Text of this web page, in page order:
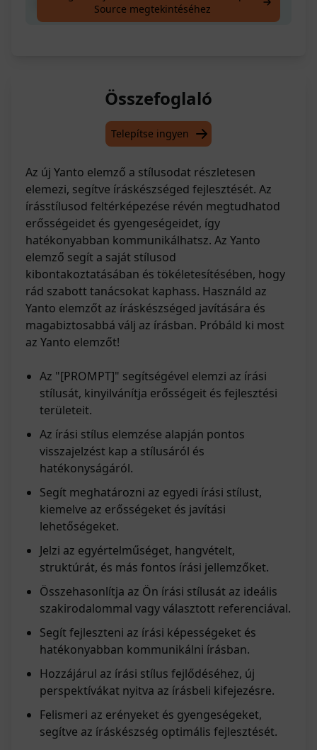
Source megtekintéséhez
Összefoglaló
Telepítse ingyen
Az új Yanto elemző a stílusodat részletesen
elemezi, segítve íráskészséged fejlesztését. Az
írásstílusod feltérképezése révén megtudhatod
erősségeidet és gyengeségeidet, így
hatékonyabban kommunikálhatsz. Az Yanto
elemző segít a saját stílusod
kibontakoztatásában és tökéletesítésében, hogy
rád szabott tanácsokat kaphass. Használd az
Yanto elemzőt az íráskészséged javítására és
magabiztosabbá válj az írásban. Próbáld ki most
az Yanto elemzőt!
Az "[PROMPT]" segítségével elemzi az írási
stílusát, kinyilvánítja erősségeit és fejlesztési
területeit.
Az írási stílus elemzése alapján pontos
visszajelzést kap a stílusáról és
hatékonyságáról.
Segít meghatározni az egyedi írási stílust,
kiemelve az erősségeket és javítási
lehetőségeket.
Jelzi az egyértelműséget, hangvételt,
struktúrát, és más fontos írási jellemzőket.
Összehasonlítja az Ön írási stílusát az ideális
szakirodalommal vagy választott referenciával.
Segít fejleszteni az írási képességeket és
hatékonyabban kommunikálni írásban.
Hozzájárul az írási stílus fejlődéséhez, új
perspektívákat nyitva az írásbeli kifejezésre.
Felismeri az erényeket és gyengeségeket,
segítve az íráskészség optimális fejlesztését.